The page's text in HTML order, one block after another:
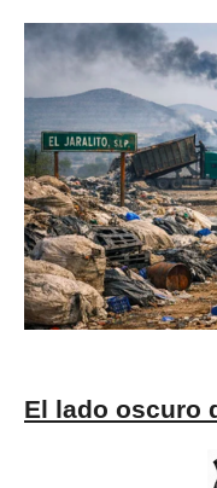
El lado oscuro